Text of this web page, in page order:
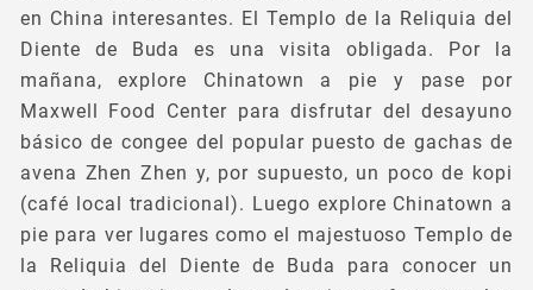
en China interesantes. El Templo de la Reliquia del
Diente de Buda es una visita obligada. Por la
mañana, explore Chinatown a pie y pase por
Maxwell Food Center para disfrutar del desayuno
básico de congee del popular puesto de gachas de
avena Zhen Zhen y, por supuesto, un poco de kopi
(café local tradicional). Luego explore Chinatown a
pie para ver lugares como el majestuoso Templo de
la Reliquia del Diente de Buda para conocer un